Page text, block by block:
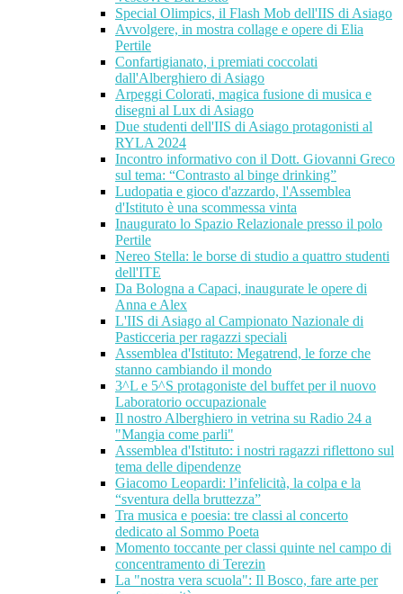
Special Olimpics, il Flash Mob dell'IIS di Asiago
Avvolgere, in mostra collage e opere di Elia
Pertile
Confartigianato, i premiati coccolati
dall'Alberghiero di Asiago
Arpeggi Colorati, magica fusione di musica e
disegni al Lux di Asiago
Due studenti dell'IIS di Asiago protagonisti al
RYLA 2024
Incontro informativo con il Dott. Giovanni Greco
sul tema: “Contrasto al binge drinking”
Ludopatia e gioco d'azzardo, l'Assemblea
d'Istituto è una scommessa vinta
Inaugurato lo Spazio Relazionale presso il polo
Pertile
Nereo Stella: le borse di studio a quattro studenti
dell'ITE
Da Bologna a Capaci, inaugurate le opere di
Anna e Alex
L'IIS di Asiago al Campionato Nazionale di
Pasticceria per ragazzi speciali
Assemblea d'Istituto: Megatrend, le forze che
stanno cambiando il mondo
3^L e 5^S protagoniste del buffet per il nuovo
Laboratorio occupazionale
Il nostro Alberghiero in vetrina su Radio 24 a
"Mangia come parli"
Assemblea d'Istituto: i nostri ragazzi riflettono sul
tema delle dipendenze
Giacomo Leopardi: l’infelicità, la colpa e la
“sventura della bruttezza”
Tra musica e poesia: tre classi al concerto
dedicato al Sommo Poeta
Momento toccante per classi quinte nel campo di
concentramento di Terezin
La "nostra vera scuola": Il Bosco, fare arte per